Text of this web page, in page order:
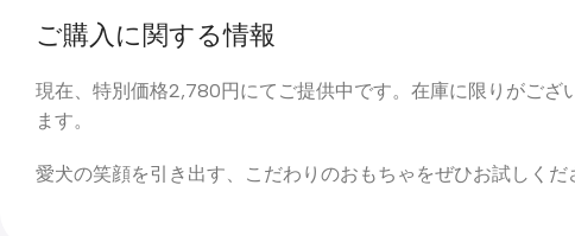
ご購入に関する情報
現在、特別価格2,780円にてご提供中です。在庫に限りがご
ます。
愛犬の笑顔を引き出す、こだわりのおもちゃをぜひお試しく